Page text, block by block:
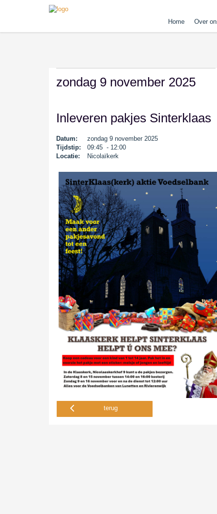
Home Over
zondag 9 november 2025
Inleveren pakjes Sinterklaas
Datum:
zondag 9 november 2025
Tijdstip:
09:45 - 12:00
Locatie:
Nicolaïkerk
terug